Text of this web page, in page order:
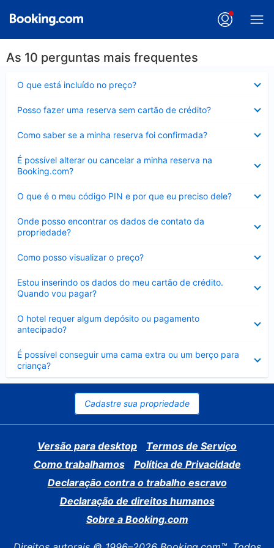
As 10 perguntas mais frequentes
O que está incluído no preço?
Posso fazer uma reserva sem cartão de crédito?
Como saber se a minha reserva foi confirmada?
É possível alterar ou cancelar a minha reserva na
Booking.com?
Contraído
O que é o meu código PIN e por que eu preciso dele?
Onde posso encontrar os dados de contato da
propriedade?
Como posso visualizar o preço?
Estou inserindo os dados do meu cartão de crédito.
Quando vou pagar?
O hotel requer algum depósito ou pagamento
antecipado?
É possível conseguir uma cama extra ou um berço para
criança?
Contraído
Cadastre sua propriedade
Versão para desktop
Termos de Serviço
Como trabalhamos
Política de Privacidade
Declaração contra o trabalho escravo
Declaração de direitos humanos
Sobre a Booking.com